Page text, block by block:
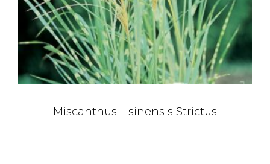
Miscanthus – sinensis Strictus